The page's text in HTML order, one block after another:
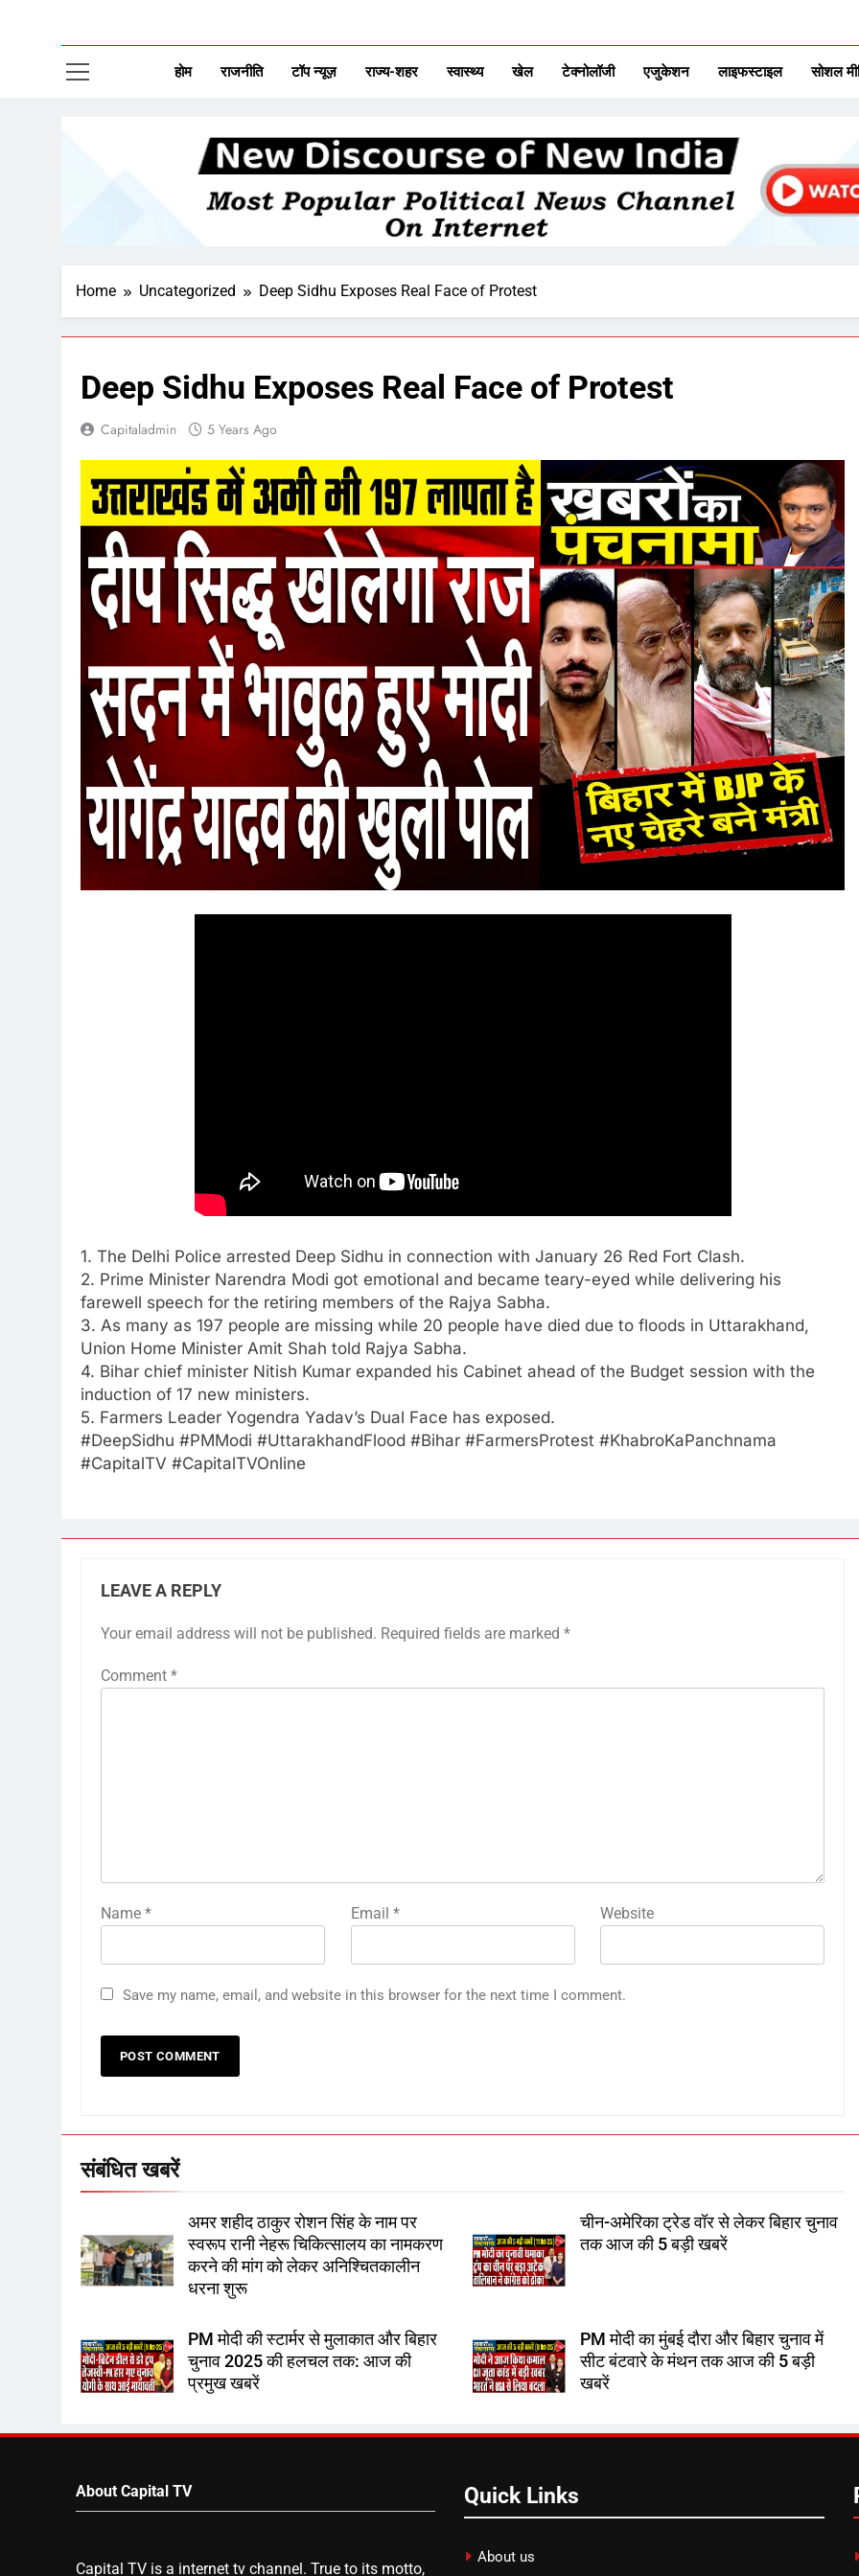
होम राजनीति टॉप न्यूज़ राज्य-शहर स्वास्थ्य खेल टेक्नोलॉजी एजुकेशन लाइफस्टाइल सोशल
Home Uncategorized Deep Sidhu Exposes Real Face of Protest
Deep Sidhu Exposes Real Face of Protest
Capitaladmin 5 Years Ago
1. The Delhi Police arrested Deep Sidhu in connection with January 26 Red Fort Clash.
2. Prime Minister Narendra Modi got emotional and became teary-eyed while delivering his
farewell speech for the retiring members of the Rajya Sabha.
3. As many as 197 people are missing while 20 people have died due to floods in Uttarakhand,
Union Home Minister Amit Shah told Rajya Sabha.
4. Bihar chief minister Nitish Kumar expanded his Cabinet ahead of the Budget session with the
induction of 17 new ministers.
5. Farmers Leader Yogendra Yadav’s Dual Face has exposed.
#DeepSidhu​ #PMModi​ #UttarakhandFlood​ #Bihar​ #FarmersProtest​ #KhabroKaPanchnama​
#CapitalTV​ #CapitalTVOnline
LEAVE A REPLY
Your email address will not be published. Required fields are marked *
Comment *
Name * Email * Website
Save my name, email, and website in this browser for the next time I comment.
संबंधित खबरें
अमर शहीद ठाकुर रोशन सिंह के नाम पर
स्वरूप रानी नेहरू चिकित्सालय का नामकरण
करने की मांग को लेकर अनिश्चितकालीन
धरना शुरू
चीन-अमेरिका ट्रेड वॉर से लेकर बिहार चुनाव
तक आज की 5 बड़ी खबरें
PM मोदी की स्टार्मर से मुलाकात और बिहार
चुनाव 2025 की हलचल तक: आज की
प्रमुख खबरें
PM मोदी का मुंबई दौरा और बिहार चुनाव में
सीट बंटवारे के मंथन तक आज की 5 बड़ी
खबरें
About Capital TV
Capital TV is a internet tv channel. True to its motto,
Quick Links
About us